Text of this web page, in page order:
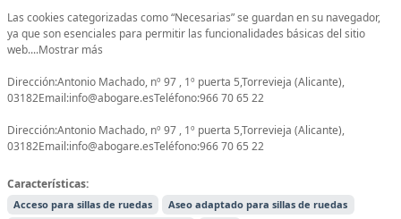
Las cookies categorizadas como “Necesarias” se guardan en su navegador,
ya que son esenciales para permitir las funcionalidades básicas del sitio
web....Mostrar más
Dirección:Antonio Machado, nº 97 , 1º puerta 5,Torrevieja (Alicante),
03182Email:info@abogare.esTeléfono:966 70 65 22
Dirección:Antonio Machado, nº 97 , 1º puerta 5,Torrevieja (Alicante),
03182Email:info@abogare.esTeléfono:966 70 65 22
Características:
Acceso para sillas de ruedas
Aseo adaptado para sillas de ruedas